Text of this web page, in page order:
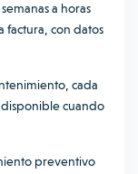
a horas
factura, con datos
cada
cuando
preventivo